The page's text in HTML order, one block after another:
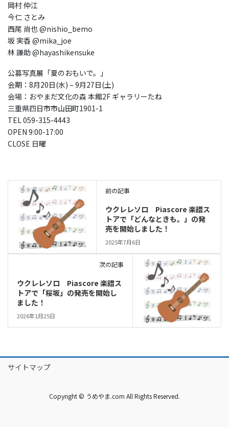
岡村 仲江
今仁 さとみ
西尾 尚也 @nishio_bemo
坂 実香 @mika_joe
林 謙助 @hayashikensuke
公募写真展「夏のおもいで。」
会期：8月20日(水) – 9月27日(土)
会場：おやまだ文化の森 本館2F ギャラリーたね
三重県四日市市山田町1901-1
TEL 059-315-4443
OPEN 9:00-17:00
CLOSE 日曜
前の記事
ウクレレソロ Piascore 楽譜ス
トアで「どんなときも。」の発
売を開始しました！
2025年7月6日
次の記事
ウクレレソロ Piascore 楽譜ス
トアで「桜坂」の発売を開始し
ました！
2026年1月25日
サイトマップ
Copyright © うめやま.com All Rights Reserved.